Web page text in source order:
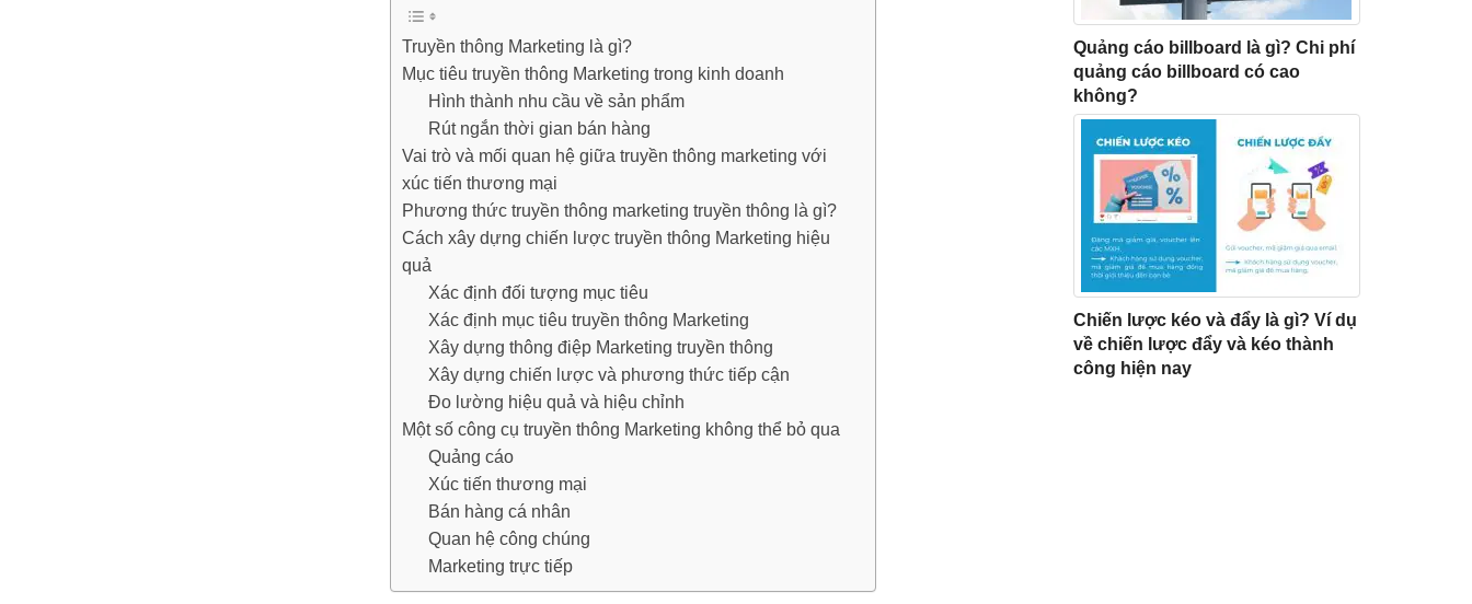
Truyền thông Marketing là gì?
Mục tiêu truyền thông Marketing trong kinh doanh
Hình thành nhu cầu về sản phẩm
Rút ngắn thời gian bán hàng
Vai trò và mối quan hệ giữa truyền thông marketing với
xúc tiến thương mại
Phương thức truyền thông marketing truyền thông là gì?
Cách xây dựng chiến lược truyền thông Marketing hiệu
quả
Xác định đối tượng mục tiêu
Xác định mục tiêu truyền thông Marketing
Xây dựng thông điệp Marketing truyền thông
Xây dựng chiến lược và phương thức tiếp cận
Đo lường hiệu quả và hiệu chỉnh
Một số công cụ truyền thông Marketing không thể bỏ qua
Quảng cáo
Xúc tiến thương mại
Bán hàng cá nhân
Quan hệ công chúng
Marketing trực tiếp
Quảng cáo billboard là gì? Chi phí
quảng cáo billboard có cao
không?
Chiến lược kéo và đẩy là gì? Ví dụ
về chiến lược đẩy và kéo thành
công hiện nay